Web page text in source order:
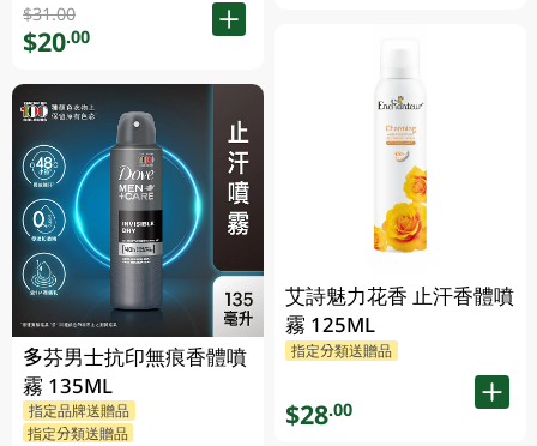
$31.00
$20.00
多芬男士抗印無痕香體噴
霧 135ML
指定品牌送贈品
指定分類送贈品
艾詩魅力花香 止汗香體噴
霧 125ML
指定分類送贈品
$28.00